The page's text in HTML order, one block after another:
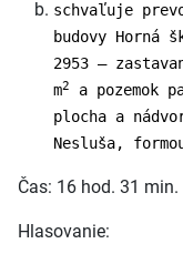
schvaľuje
budovy Horná
2953 –
m2
a pozemok
plocha a
Nesluša,
Čas: 16 hod. 31 min.
Hlasovanie: